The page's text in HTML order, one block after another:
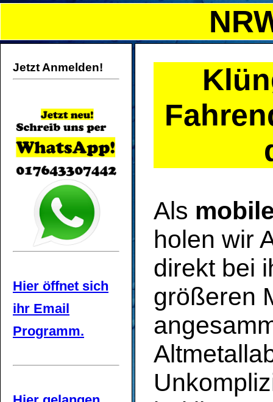
Jetzt Anmelden!
Hier öffnet sich
ihr Email
Programm.
Als
holen wir
direkt bei
größeren